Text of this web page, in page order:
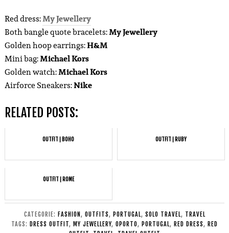
Red dress:My Jewellery
Both bangle quote bracelets:My Jewellery
Golden hoop earrings:H&M
Mini bag:Michael Kors
Golden watch:Michael Kors
Airforce Sneakers:Nike
RELATED POSTS:
OUTFIT | BOHO OUTFIT | RUBY
OUTFIT | ROME
CATEGORIE: FASHION, OUTFITS, PORTUGAL, SOLO TRAVEL, TRAVEL
TAGS: DRESS OUTFIT, MY JEWELLERY, OPORTO, PORTUGAL, RED DRESS, RED